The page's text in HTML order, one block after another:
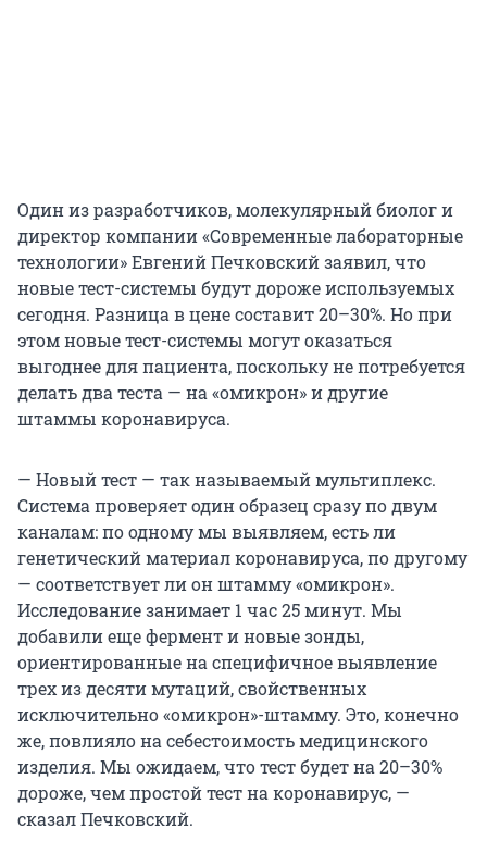
Один из разработчиков, молекулярный биолог и
директор компании «Современные лабораторные
технологии» Евгений Печковский заявил, что
новые тест-системы будут дороже используемых
сегодня. Разница в цене составит 20–30%. Но при
этом новые тест-системы могут оказаться
выгоднее для пациента, поскольку не потребуется
делать два теста — на «омикрон» и другие
штаммы коронавируса.
— Новый тест — так называемый мультиплекс.
Система проверяет один образец сразу по двум
каналам: по одному мы выявляем, есть ли
генетический материал коронавируса, по другому
— соответствует ли он штамму «омикрон».
Исследование занимает 1 час 25 минут. Мы
добавили еще фермент и новые зонды,
ориентированные на специфичное выявление
трех из десяти мутаций, свойственных
исключительно «омикрон»-штамму. Это, конечно
же, повлияло на себестоимость медицинского
изделия. Мы ожидаем, что тест будет на 20–30%
дороже, чем простой тест на коронавирус, —
сказал Печковский.